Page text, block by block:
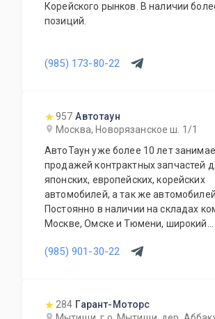
Корейского рынков. В наличии
позиций.
(985) 173-80-22
957 Автотаун
Москва, Новорязанское ш. 1/1
АвтоТаун уже более 10 лет
продажей контрактных запчастей
японских, европейских, корейских
автомобилей, а так же
Постоянно в наличии на складах
Москве, Омске и Тюмени, широкий
более 150000 наименований. Все запчасти,
(985) 901-30-22
284 Гарант-Моторс